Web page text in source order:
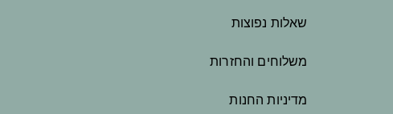
שאלות נפוצות
משלוחים והחזרות
מדיניות החנות